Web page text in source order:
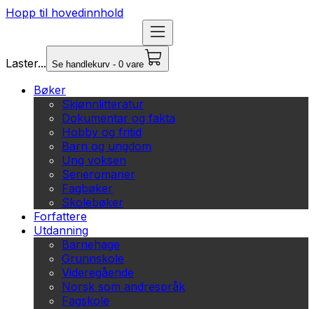
Hopp til hovedinnhold
Laster... Se handlekurv - 0 vare
Bøker
Skjønnlitteratur
Dokumentar og fakta
Hobby og fritid
Barn og ungdom
Ung voksen
Serieromaner
Fagbøker
Skolebøker
Forfattere
Utdanning
Barnehage
Grunnskole
Videregående
Norsk som andrespråk
Fagskole